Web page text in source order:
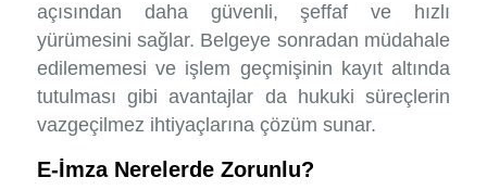
açısından daha güvenli, şeffaf ve hızlı
yürümesini sağlar. Belgeye sonradan müdahale
edilememesi ve işlem geçmişinin kayıt altında
tutulması gibi avantajlar da hukuki süreçlerin
vazgeçilmez ihtiyaçlarına çözüm sunar.
E-İmza Nerelerde Zorunlu?